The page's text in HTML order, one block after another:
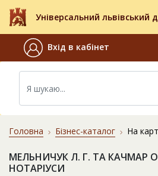
Універсальний львівський
Вхід в кабінет
Головна Бізнес-каталог На
МЕЛЬНИЧУК Л. Г. ТА КАЧМАР
НОТАРІУСИ